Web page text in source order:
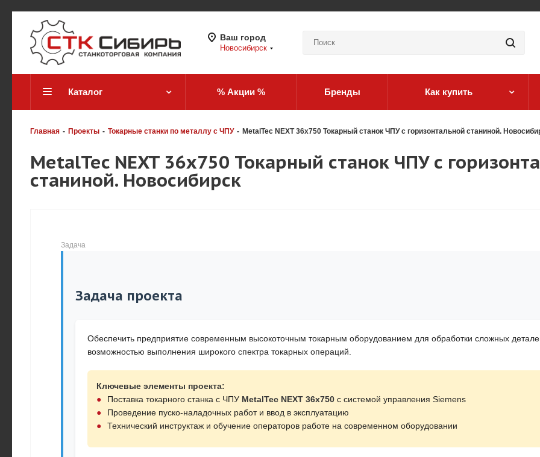
Ваш город
Новосибирск
Каталог % Акции % Бренды Как купить
Главная - Проекты - Токарные станки по металлу с ЧПУ - MetalTec NEXT 36x750 Токарный станок ЧПУ с горизонтальной станиной.
MetalTec NEXT 36x750 Токарный станок ЧПУ с
станиной. Новосибирск
Задача
Задача проекта
Обеспечить предприятие современным высокоточным токарным оборудованием для обработки сложных
возможностью выполнения широкого спектра токарных операций.
Ключевые элементы проекта:
Поставка токарного станка с ЧПУ MetalTec NEXT 36x750 с системой управления Siemens
Проведение пуско-наладочных работ и ввод в эксплуатацию
Технический инструктаж и обучение операторов работе на современном оборудовании